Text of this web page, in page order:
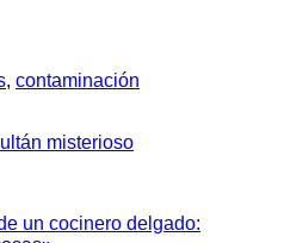
, contaminación
misterioso
un cocinero delgado: